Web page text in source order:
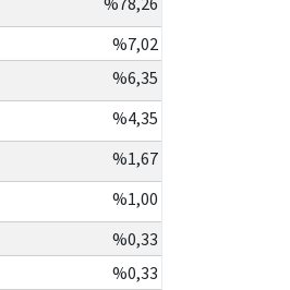
%7,02
%6,35
%4,35
%1,67
%1,00
%0,33
%0,33